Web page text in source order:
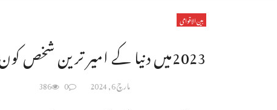
بین الاقوامی
2023میں دنیا کے امیر ترین شخص کون رہے؟
مارچ 6, 2024 0
386